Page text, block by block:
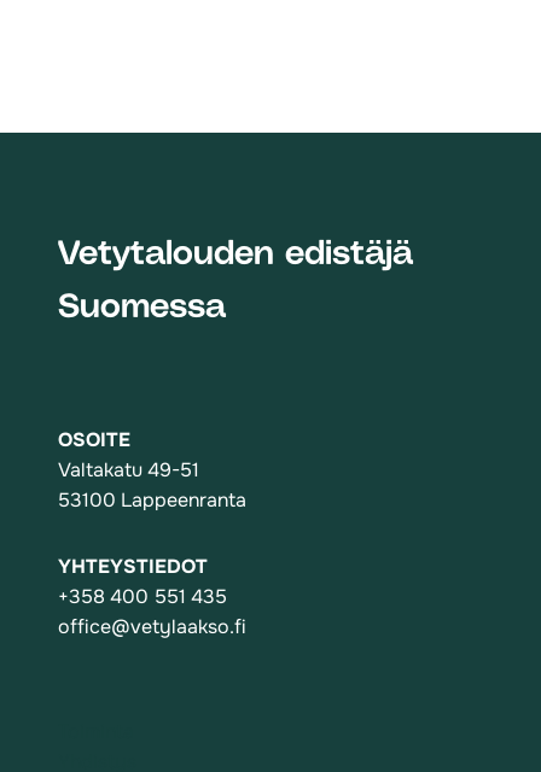
Vetytalouden edistäjä
Suomessa
OSOITE
Valtakatu 49-51
53100 Lappeenranta
YHTEYSTIEDOT
+358 400 551 435
office@vetylaakso.fi